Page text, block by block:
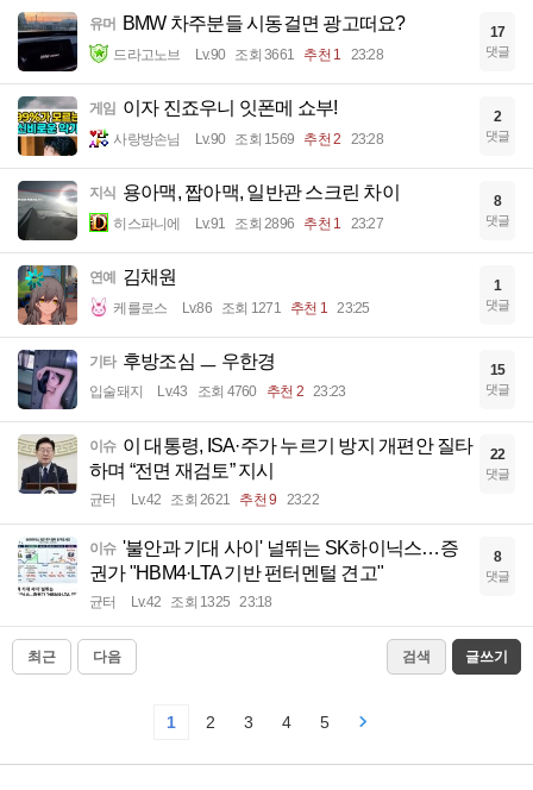
유머 BMW 차주분들 시동걸면 광고떠요?
드라고노브 Lv.90 조회 3661 추천 1 23:28
17
댓글
게임 이자 진죠우니 잇폰메 쇼부!
사랑방손님 Lv.90 조회 1569 추천 2 23:28
2
댓글
지식 용아맥, 짭아맥, 일반관 스크린 차이
히스파니에 Lv.91 조회 2896 추천 1 23:27
8
댓글
연예 김채원
케를로스 Lv.86 조회 1271 추천 1 23:25
1
댓글
기타 후방조심 ㅡ 우한경
입술돼지 Lv.43 조회 4760 추천 2 23:23
15
댓글
이슈 이 대통령, ISA·주가 누르기 방지 개편안 질타
하며 “전면 재검토” 지시
균터 Lv.42 조회 2621 추천 9 23:22
22
댓글
이슈 '불안과 기대 사이' 널뛰는 SK하이닉스…증
권가 "HBM4·LTA 기반 펀터멘털 견고"
균터 Lv.42 조회 1325 23:18
8
댓글
최근 다음 검색 글쓰기
1 2 3 4 5